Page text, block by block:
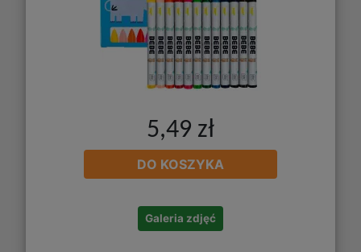
5,49 zł
DO KOSZYKA
Galeria zdjęć